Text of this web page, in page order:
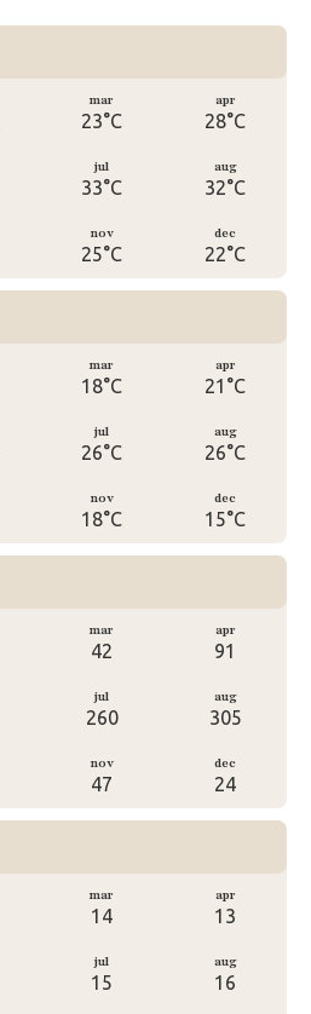
mar
23°C
apr
28°C
jul
33°C
aug
32°C
nov
25°C
dec
22°C
mar
18°C
apr
21°C
jul
26°C
aug
26°C
nov
18°C
dec
15°C
mar
42
apr
91
jul
260
aug
305
nov
47
dec
24
mar
14
apr
13
jul
15
aug
16